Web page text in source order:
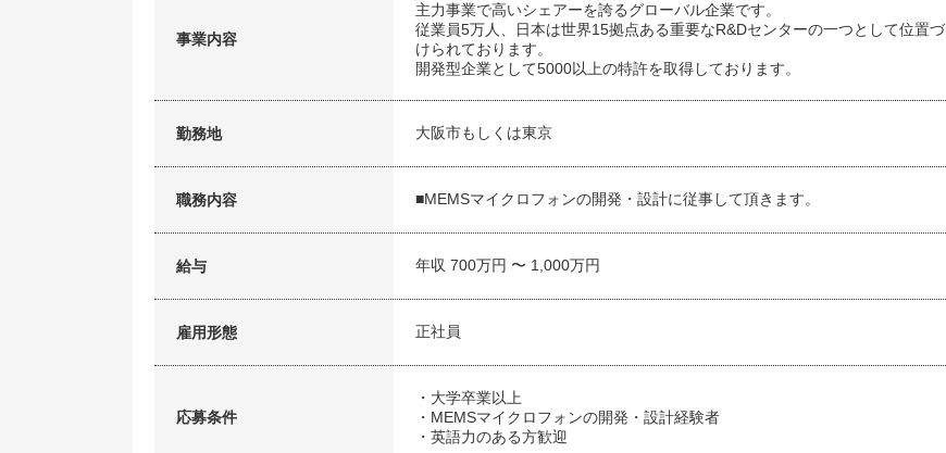
事業内容
主力事業で高いシェアーを誇るグローバル企業です。
従業員5万人、日本は世界15拠点ある重要なR&Dセンターの一つとして位置づ
けられております。
開発型企業として5000以上の特許を取得しております。
勤務地 大阪市もしくは東京
職務内容 ■MEMSマイクロフォンの開発・設計に従事して頂きます。
給与 年収 700万円 〜 1,000万円
雇用形態 正社員
応募条件
・大学卒業以上
・MEMSマイクロフォンの開発・設計経験者
・英語力のある方歓迎